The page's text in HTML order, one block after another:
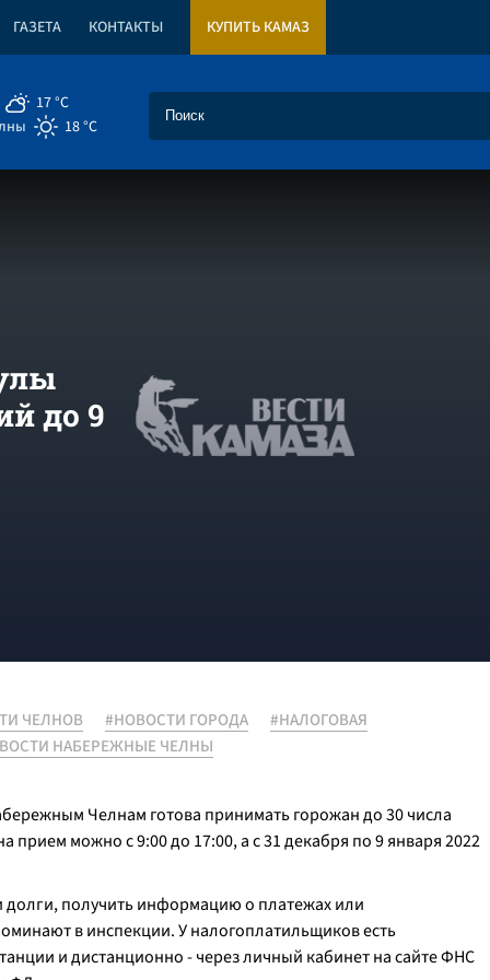
ГАЗЕТА КОНТАКТЫ КУПИТЬ КАМАЗ
17 °C
18 °C
до 9
ЧЕЛНОВ #НОВОСТИ ГОРОДА
#НАЛОГОВАЯ
НАБЕРЕЖНЫЕ ЧЕЛНЫ
Челнам готова принимать горожан до 30 числа
прием можно с 9:00 до 17:00, а с 31 декабря по 9 января 2022
долги, получить информацию о платежах или
в инспекции. У налогоплатильщиков есть
и дистанционно - через личный кабинет на сайте ФНС